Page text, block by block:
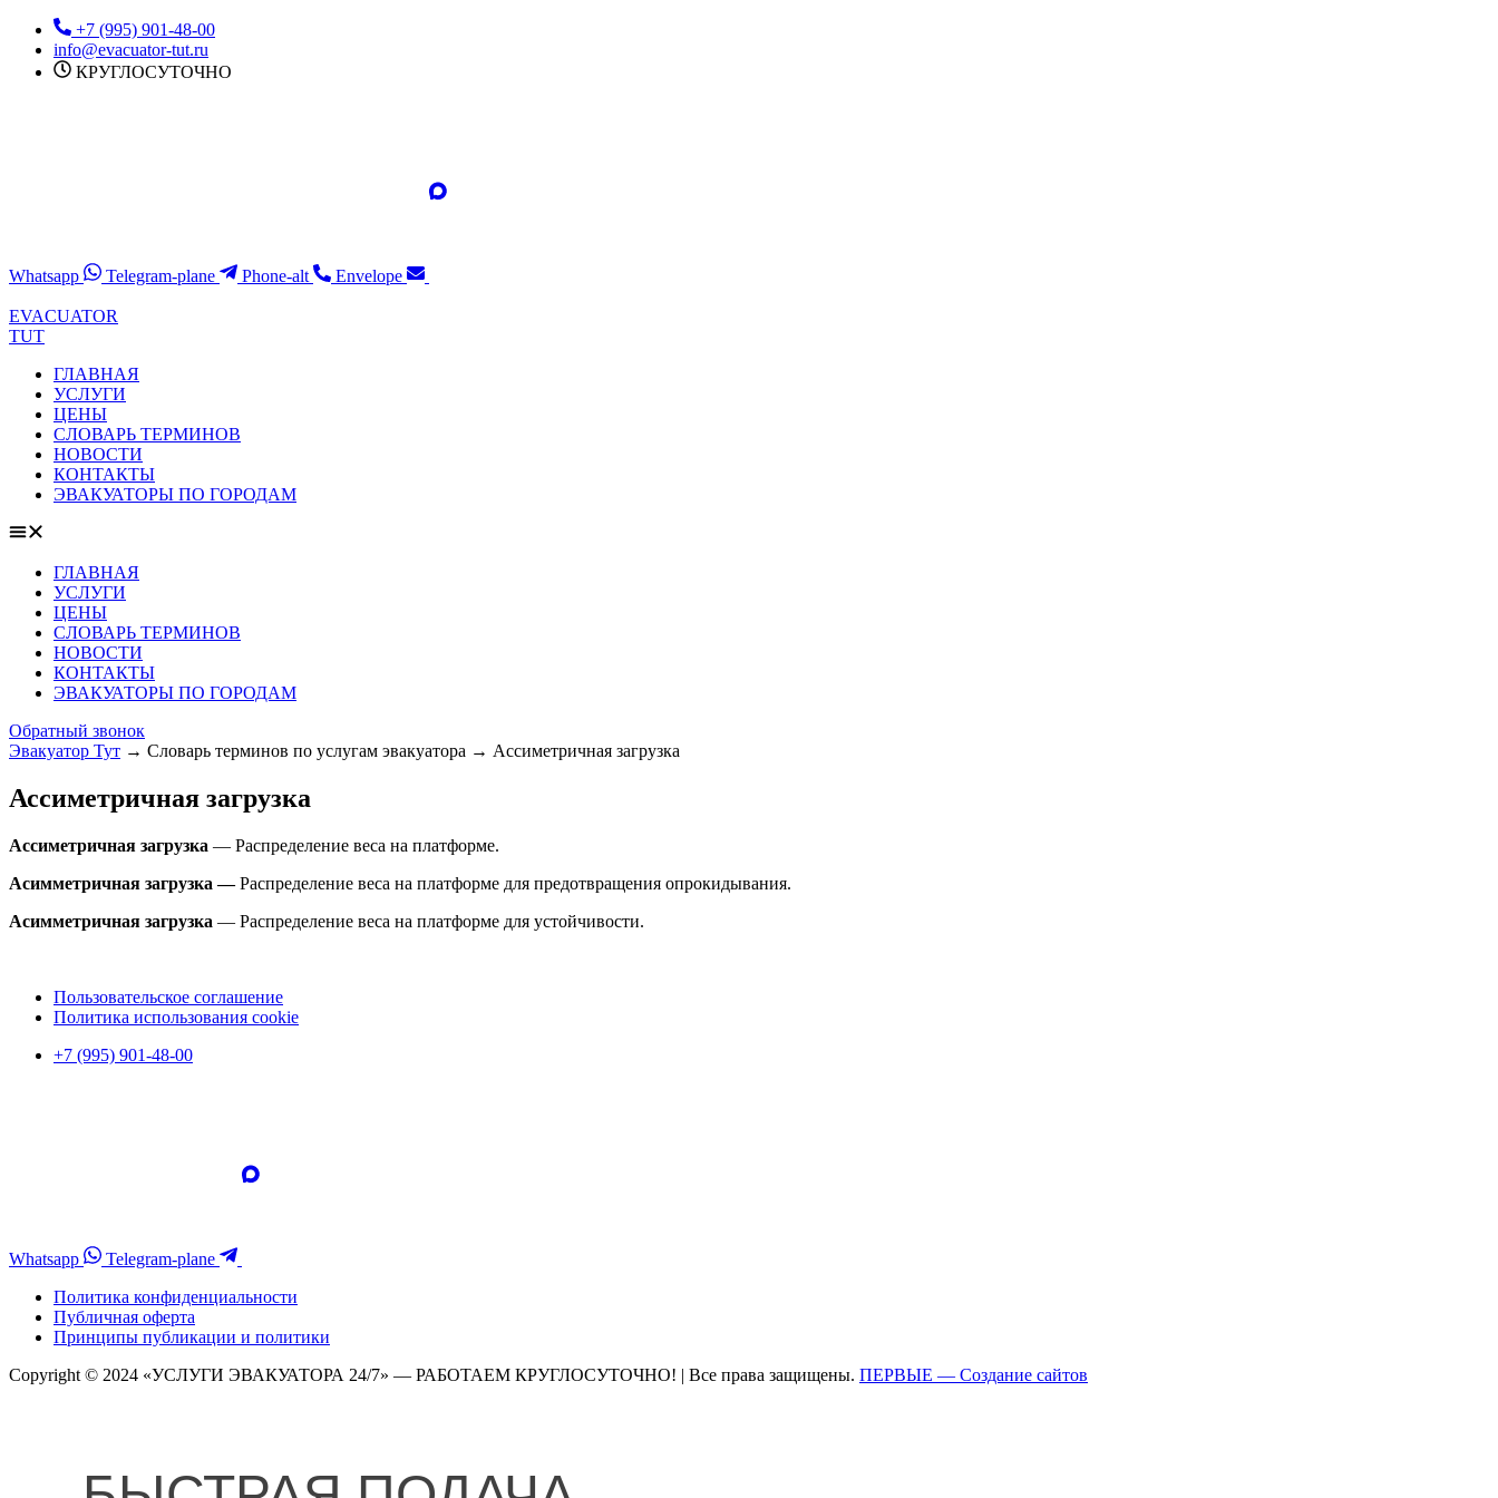
Перейти
содержимому
+7 (995) 901-48-00
info@evacuator-tut.ru
КРУГЛОСУТОЧНО
Whatsapp Telegram-plane Phone-alt Envelope
EVACUATOR
TUT
ГЛАВНАЯ
УСЛУГИ
ЦЕНЫ
СЛОВАРЬ ТЕРМИНОВ
НОВОСТИ
КОНТАКТЫ
ЭВАКУАТОРЫ ПО ГОРОДАМ
ГЛАВНАЯ
УСЛУГИ
ЦЕНЫ
СЛОВАРЬ ТЕРМИНОВ
НОВОСТИ
КОНТАКТЫ
ЭВАКУАТОРЫ ПО ГОРОДАМ
Обратный звонок
Эвакуатор Тут → Словарь терминов по услугам эвакуатора → Ассиметричная загрузка
Ассиметричная загрузка
Ассиметричная загрузка — Распределение веса на платформе.
Асимметричная загрузка —Распределение веса на платформе для предотвращения опрокидывания.
Асимметричная загрузка — Распределение веса на платформе для устойчивости.
Пользовательское соглашение
Политика использования cookie
+7 (995) 901-48-00
Whatsapp
Telegram-plane
Политика конфиденциальности
Публичная оферта
Принципы публикации и политики
Copyright © 2024 «УСЛУГИ ЭВАКУАТОРА 24/7» — РАБОТАЕМ КРУГЛОСУТОЧНО! | Все права защищены. ПЕРВЫЕ — Создание сайтов